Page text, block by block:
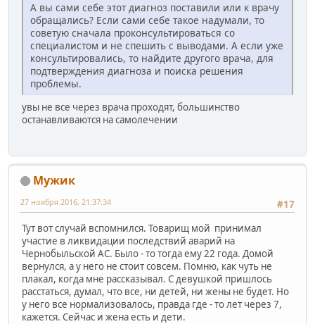
А вы сами себе этот диагноз поставили или к врачу
обращались? Если сами себе такое надумали, то
советую сначала проконсультироваться со
специалистом и не спешить с выводами. А если уже
консультировались, то найдите другого врача, для
подтверждения диагноза и поиска решения
проблемы.
увы не все через врача проходят, большинство
останавливаются на самолечении
Мужик
#17
27 ноября 2016, 21:37:34
Тут вот случай вспомнился. Товарищ мой принимал
участие в ликвидации последствий аварий на
Чернобыльской АС. Было - то тогда ему 22 года. Домой
вернулся, а у него не стоит совсем. Помню, как чуть не
плакал, когда мне рассказывал. С девушкой пришлось
расстаться, думал, что все, ни детей, ни жены не будет. Но
у него все нормализовалось, правда где - то лет через 7,
кажется. Сейчас и жена есть и дети.